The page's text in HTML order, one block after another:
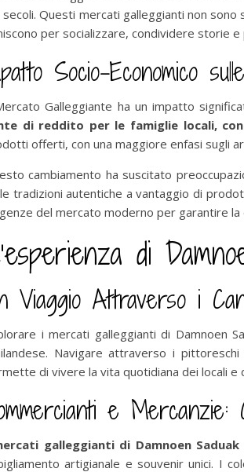
secoli. Questi mercati galleggianti non
per socializzare, condividere storie
Socio-Economico
Galleggiante ha un impatto
di reddito per le famiglie locali,
offerti, con una maggiore enfasi sugli
cambiamento ha suscitato
tradizioni autentiche a vantaggio di
del mercato moderno per garantire
di
Viaggio Attraverso i
i mercati galleggianti di Damnoen
Navigare attraverso i
di vivere la vita quotidiana dei locali e
e
galleggianti di Damnoen
artigianale e souvenir unici. I